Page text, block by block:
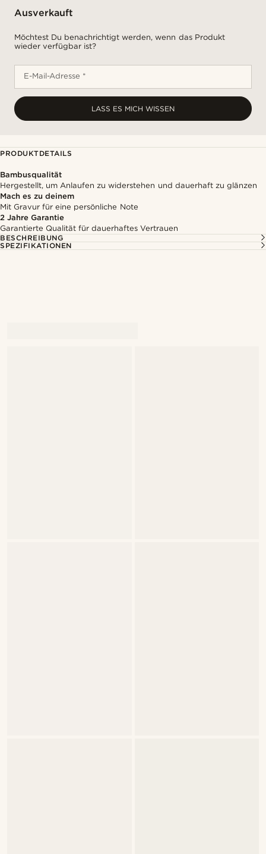
Ausverkauft
Möchtest Du benachrichtigt werden, wenn das Produkt
wieder verfügbar ist?
E-Mail-Adresse *
LASS ES MICH WISSEN
PRODUKTDETAILS
Bambusqualität
Hergestellt, um Anlaufen zu widerstehen und dauerhaft zu glänzen
Mach es zu deinem
Mit Gravur für eine persönliche Note
2 Jahre Garantie
Garantierte Qualität für dauerhaftes Vertrauen
BESCHREIBUNG
SPEZIFIKATIONEN